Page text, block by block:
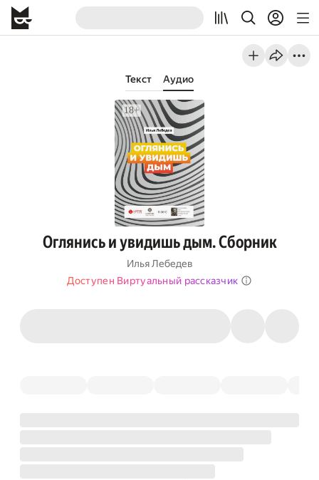
Текст Аудио
Оглянись и увидишь дым. Сборник
Илья Лебедев
Доступен Виртуальный рассказчик